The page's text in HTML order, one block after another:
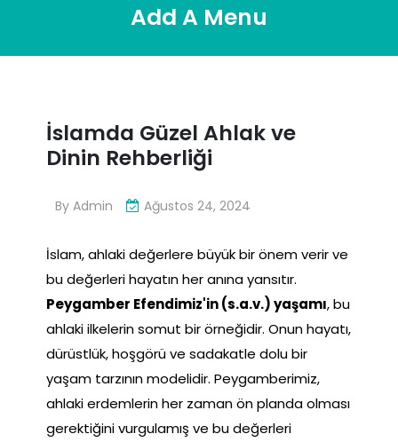
Add A Menu
İslamda Güzel Ahlak ve
Dinin Rehberliği
By Admin Ağustos 24, 2024
İslam, ahlaki değerlere büyük bir önem verir ve
bu değerleri hayatın her anına yansıtır.
Peygamber Efendimiz'in (s.a.v.) yaşamı, bu
ahlaki ilkelerin somut bir örneğidir. Onun hayatı,
dürüstlük, hoşgörü ve sadakatle dolu bir
yaşam tarzının modelidir. Peygamberimiz,
ahlaki erdemlerin her zaman ön planda olması
gerektiğini vurgulamış ve bu değerleri